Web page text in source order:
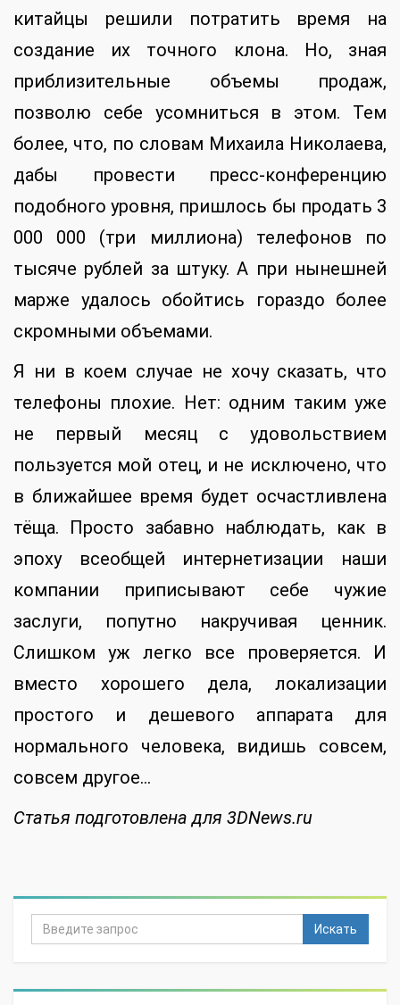
китайцы решили потратить время на
создание их точного клона. Но, зная
приблизительные объемы продаж,
позволю себе усомниться в этом. Тем
более, что, по словам Михаила Николаева,
дабы провести пресс-конференцию
подобного уровня, пришлось бы продать 3
000 000 (три миллиона) телефонов по
тысяче рублей за штуку. А при нынешней
марже удалось обойтись гораздо более
скромными объемами.
Я ни в коем случае не хочу сказать, что
телефоны плохие. Нет: одним таким уже
не первый месяц с удовольствием
пользуется мой отец, и не исключено, что
в ближайшее время будет осчастливлена
тёща. Просто забавно наблюдать, как в
эпоху всеобщей интернетизации наши
компании приписывают себе чужие
заслуги, попутно накручивая ценник.
Слишком уж легко все проверяется. И
вместо хорошего дела, локализации
простого и дешевого аппарата для
нормального человека, видишь совсем,
совсем другое…
Статья подготовлена для 3DNews.ru
Искать